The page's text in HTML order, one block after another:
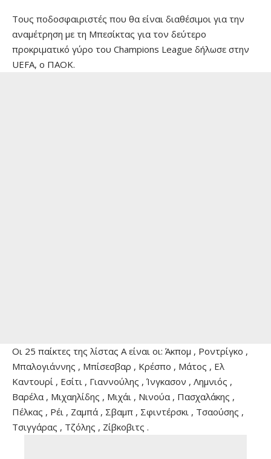
Τους ποδοσφαιριστές που θα είναι διαθέσιμοι για την
αναμέτρηση με τη Μπεσίκτας για τον δεύτερο
προκριματικό γύρο του Champions League δήλωσε στην
UEFA, ο ΠΑΟΚ.
Οι 25 παίκτες της λίστας Α είναι οι: Άκπομ , Ροντρίγκο ,
Μπαλογιάννης , Μπίσεσβαρ , Κρέσπο , Μάτος , Ελ
Καντουρί , Εσίτι , Γιαννούλης , Ίνγκασον , Λημνιός ,
Βαρέλα , Μιχαηλίδης , Μιχάι , Νινούα , Πασχαλάκης ,
Πέλκας , Ρέι , Ζαμπά , Σβαμπ , Σφιντέρσκι , Τσαούσης ,
Τσιγγάρας , Τζόλης , Ζίβκοβιτς .